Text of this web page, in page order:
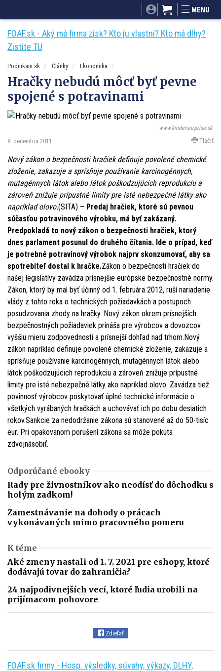
Mnamky-recepty.sk
MENU
FOAF.sk - Aký má firma zisk? Kto ju vlastní? Kto má dlhy?
Zistite TU
Podnikam.sk Články Ekonomika
Hračky nebudú môcť byť pevne
spojené s potravinami
www.kindersurprise.sk
8. decembra 2011 Tlačiť
Nový zákon o bezpečnosti hračiek definuje povolené chemické
zloženie, zakazuje a sprísňuje používanie karcinogénnych,
mutagénnych látok alebo látok poškodzujúcich reprodukciu a
zároveň znižuje prípustné limity pre isté nebezpečné látky ako
napríklad olovo.(SITA) – Predaj hračiek, ktoré sú pevnou
súčasťou potravinového výrobku, má byť zakázaný.
Predpokladá to nový zákon o bezpečnosti hračiek, ktorý
dnes parlament posunul do druhého čítania. Ide o prípad, keď
je potrebné potravinový výrobok najprv skonzumovať, aby sa
spotrebiteľ dostal k hračke.Zákon o bezpečnosti hračiek do
našej legislatívy zavádza prísnejšie európske bezpečnostné normy.
Zákon, ktorý by mal byť účinný od 1. februára 2012, ruší nariadenie
vlády z tohto roka o technických požiadavkách a postupoch
posudzovania zhody na hračky. Nový zákon okrem prísnejších
bezpečnostných požiadaviek prináša pre výrobcov a dovozcov
vyššiu mieru zodpovednosti a prísnejší dohľad nad trhom.Nový
zákon napríklad definuje povolené chemické zloženie, zakazuje a
sprísňuje používanie karcinogénnych, mutagénnych látok alebo
látok poškodzujúcich reprodukciu a zároveň znižuje prípustné
limity pre isté nebezpečné látky ako napríklad olovo. Zavádza tiež
povinnosť výrobcov poskytovať úplné technické informácie o
všetkých vyrábaných hračkách a uchovávať ich po dobu desiatich
rokov.Sankcie za nedodržanie zákona sú stanovené až do 50-tisíc
eur. Pri opakovanom porušení zákona sa môže pokuta
zdvojnásobiť.
Odporúčané ebooky
Rady pre živnostníkov ako neodísť do dôchodku s
holým zadkom!
Zamestnávanie na dohody o prácach
vykonávaných mimo pracovného pomeru
K téme
Aké zmeny nastali od 1. 7. 2021 pre eshopy, ktoré
dodávajú tovar do zahraničia?
24 najpodivnejších vecí, ktoré ľudia urobili na
prijímacom pohovore
Zdieľať
FOAF.sk firmy - Hosp. výsledky, súvahy, výkazy, DLHY,